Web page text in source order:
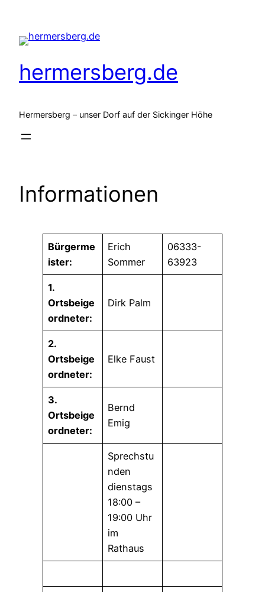
springen
hermersberg.de
Hermersberg – unser Dorf auf der Sickinger Höhe
Informationen
Bürgerme
ister:
Erich
Sommer
06333-
63923
1.
Ortsbeige
ordneter:
Dirk Palm
2.
Ortsbeige
ordneter:
Elke Faust
3.
Ortsbeige
ordneter:
Bernd
Emig
Sprechstu
nden
dienstags
18:00 –
19:00 Uhr
im
Rathaus